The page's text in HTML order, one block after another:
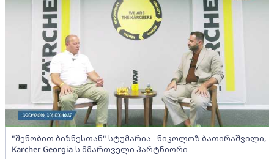
"შენობით ბიზნესთან" სტუმარია - ნიკოლოზ ბათირაშვილი,
Karcher Georgia-ს მმართველი პარტნიორი